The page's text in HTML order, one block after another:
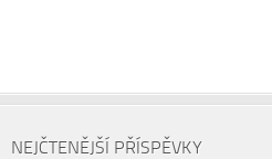
NEJČTENĚJŠÍ PŘÍSPĚVKY